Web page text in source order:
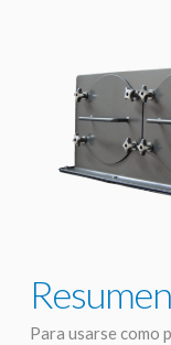
Resumen
Para usarse como